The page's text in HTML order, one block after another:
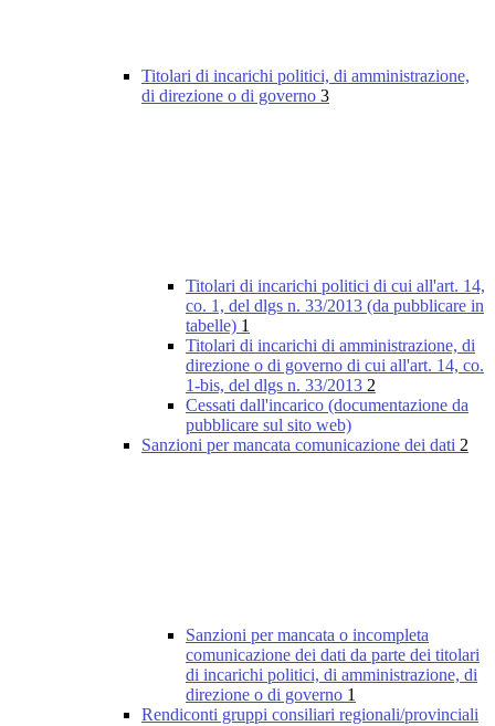
Titolari di incarichi politici, di amministrazione,
di direzione o di governo 3
Titolari di incarichi politici di cui all'art. 14,
co. 1, del dlgs n. 33/2013 (da pubblicare in
tabelle) 1
Titolari di incarichi di amministrazione, di
direzione o di governo di cui all'art. 14, co.
1-bis, del dlgs n. 33/2013 2
Cessati dall'incarico (documentazione da
pubblicare sul sito web)
Sanzioni per mancata comunicazione dei dati 2
Sanzioni per mancata o incompleta
comunicazione dei dati da parte dei titolari
di incarichi politici, di amministrazione, di
direzione o di governo 1
Rendiconti gruppi consiliari regionali/provinciali